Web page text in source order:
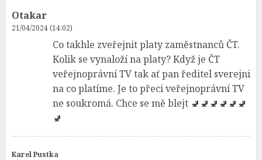
Otakar
21/04/2024 (14:02)
Co takhle zveřejnit platy zaměstnanců ČT.
Kolik se vynaloží na platy? Když je ČT
veřejnoprávní TV tak ať pan ředitel sverejni
na co platíme. Je to přeci veřejnoprávní TV
ne soukromá. Chce se mě blejt 🚽🚽🚽🚽🚽🚽
🚽
Karel Pustka